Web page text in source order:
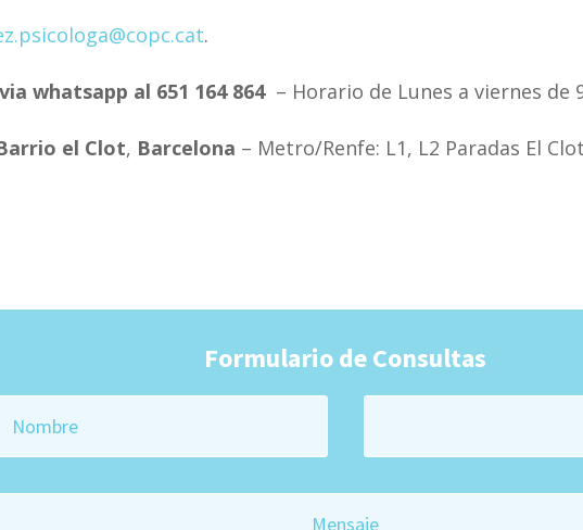
.
whatsapp al 651 164 864 – Horario de Lunes a viernes de
el Clot, Barcelona – Metro/Renfe: L1, L2 Paradas El
Formulario de Consultas